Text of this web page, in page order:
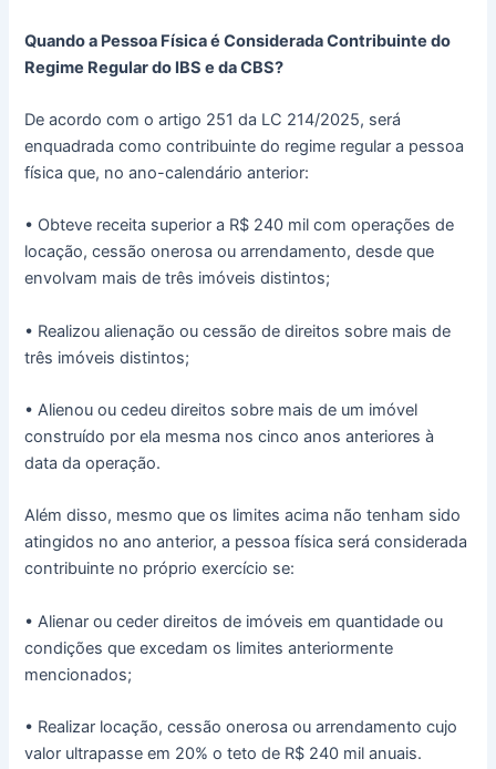
Quando a Pessoa Física é Considerada Contribuinte do
Regime Regular do IBS e da CBS?
De acordo com o artigo 251 da LC 214/2025, será
enquadrada como contribuinte do regime regular a pessoa
física que, no ano-calendário anterior:
• Obteve receita superior a R$ 240 mil com operações de
locação, cessão onerosa ou arrendamento, desde que
envolvam mais de três imóveis distintos;
• Realizou alienação ou cessão de direitos sobre mais de
três imóveis distintos;
• Alienou ou cedeu direitos sobre mais de um imóvel
construído por ela mesma nos cinco anos anteriores à
data da operação.
Além disso, mesmo que os limites acima não tenham sido
atingidos no ano anterior, a pessoa física será considerada
contribuinte no próprio exercício se:
• Alienar ou ceder direitos de imóveis em quantidade ou
condições que excedam os limites anteriormente
mencionados;
• Realizar locação, cessão onerosa ou arrendamento cujo
valor ultrapasse em 20% o teto de R$ 240 mil anuais.